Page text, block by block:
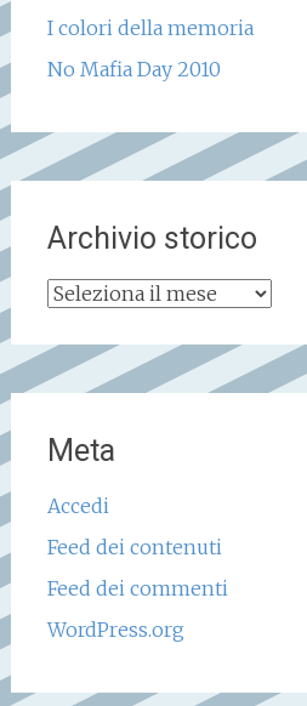
I colori della memoria
No Mafia Day 2010
Archivio storico
Archivio
Meta
Accedi
Feed dei contenuti
Feed dei commenti
WordPress.org